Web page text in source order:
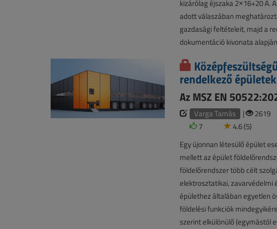
kizárólag éjszaka 2×16+20 A.
adott válaszában
gazdasági feltételeit, majd a
dokumentáció kivonata
rendelkező
Az MSZ EN
Varga Tamás |
2619
7
4.6 (5)
Egy újonnan létesülő épület
mellett az épület
földelőrendszer több célt
elektrosztatikai, zavarvédelmi
épülethez általában egyetlen
földelési funkciók
szerint elkülönülő (egymástól